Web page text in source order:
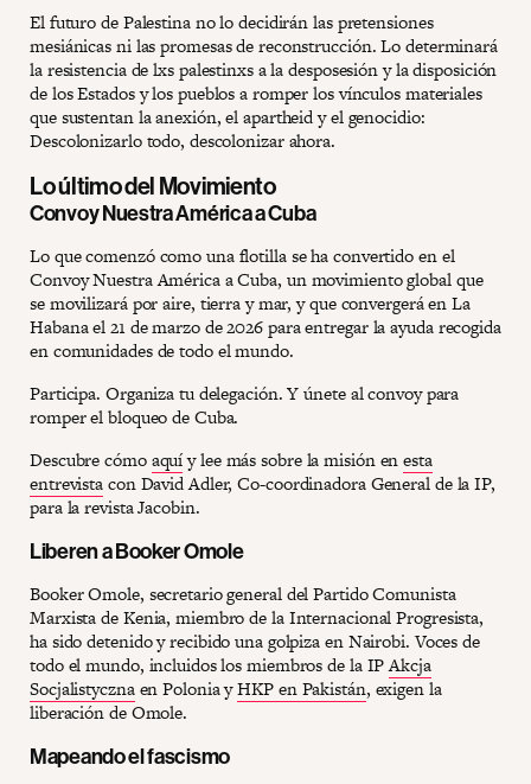
El futuro de Palestina no lo decidirán las pretensiones
mesiánicas ni las promesas de reconstrucción. Lo determinará
la resistencia de lxs palestinxs a la desposesión y la disposición
de los Estados y los pueblos a romper los vínculos materiales
que sustentan la anexión, el apartheid y el genocidio:
Descolonizarlo todo, descolonizar ahora.
Lo último del Movimiento
Convoy Nuestra América a Cuba
Lo que comenzó como una flotilla se ha convertido en el
Convoy Nuestra América a Cuba, un movimiento global que
se movilizará por aire, tierra y mar, y que convergerá en La
Habana el 21 de marzo de 2026 para entregar la ayuda recogida
en comunidades de todo el mundo.
Participa. Organiza tu delegación. Y únete al convoy para
romper el bloqueo de Cuba.
Descubre cómoaquíy lee más sobre la misión enesta
entrevistacon David Adler, Co-coordinadora General de la IP,
para la revista Jacobin.
Liberen a Booker Omole
Booker Omole, secretario general del Partido Comunista
Marxista de Kenia, miembro de la Internacional Progresista,
ha sido detenido y recibido una golpiza en Nairobi. Voces de
todo el mundo, incluidos los miembros de la IPAkcja
Socjalistycznaen Polonia yHKP en Pakistán, exigen la
liberación de Omole.
Mapeando el fascismo